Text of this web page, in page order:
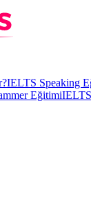
IELTS Speaking
Eğitimi